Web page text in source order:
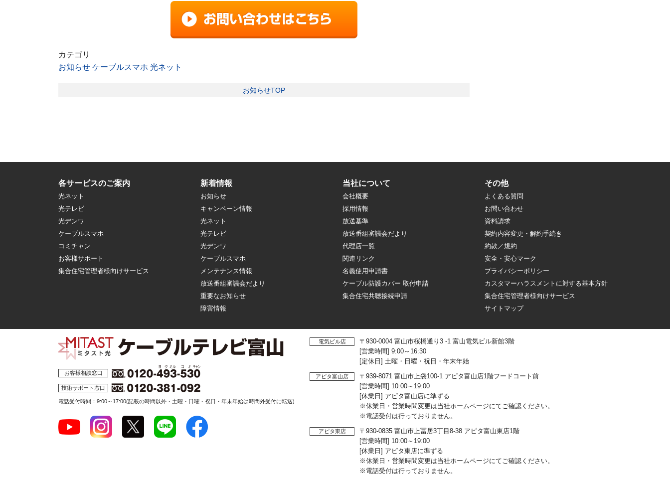
カテゴリ
お知らせ ケーブルスマホ 光ネット
お知らせTOP
各サービスのご案内
光ネット
光テレビ
光デンワ
ケーブルスマホ
コミチャン
お客様サポート
集合住宅管理者様向けサービス
新着情報
お知らせ
キャンペーン情報
光ネット
光テレビ
光デンワ
ケーブルスマホ
メンテナンス情報
放送番組審議会だより
重要なお知らせ
障害情報
当社について
会社概要
採用情報
放送基準
放送番組審議会だより
代理店一覧
関連リンク
名義使用申請書
ケーブル防護カバー 取付申請
集合住宅共聴接続申請
その他
よくある質問
お問い合わせ
資料請求
契約内容変更・解約手続き
約款／規約
安全・安心マーク
プライバシーポリシー
カスタマーハラスメントに対する基本方針
集合住宅管理者様向けサービス
サイトマップ
お客様相談窓口
技術サポート窓口
電話受付時間：9:00～17:00(記載の時間以外・土曜・日曜・祝日・年末年始は時間外受付に転送)
電気ビル店
〒930-0004 富山市桜橋通り3 -1 富山電気ビル新館3階
[営業時間] 9:00～16:30
[定休日] 土曜・日曜・祝日・年末年始
アピタ富山店
〒939-8071 富山市上袋100-1 アピタ富山店1階フードコート前
[営業時間] 10:00～19:00
[休業日] アピタ富山店に準ずる
※休業日・営業時間変更は当社ホームページにてご確認ください。
※電話受付は行っておりません。
アピタ東店
〒930-0835 富山市上冨居3丁目8-38 アピタ富山東店1階
[営業時間] 10:00～19:00
[休業日] アピタ東店に準ずる
※休業日・営業時間変更は当社ホームページにてご確認ください。
※電話受付は行っておりません。